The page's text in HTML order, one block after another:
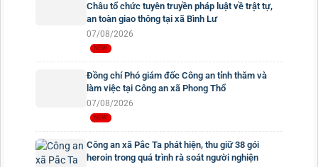
Châu tổ chức tuyên truyền pháp luật về trật tự,
an toàn giao thông tại xã Bình Lư
07/08/2026
Đồng chí Phó giám đốc Công an tỉnh thăm và
làm việc tại Công an xã Phong Thổ
07/08/2026
Công an xã Pắc Ta phát hiện, thu giữ 38 gói
heroin trong quá trình rà soát người nghiện